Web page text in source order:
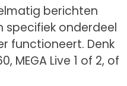
berichten
specifiek onderdeel
functioneert. Denk
MEGA Live 1 of 2, of